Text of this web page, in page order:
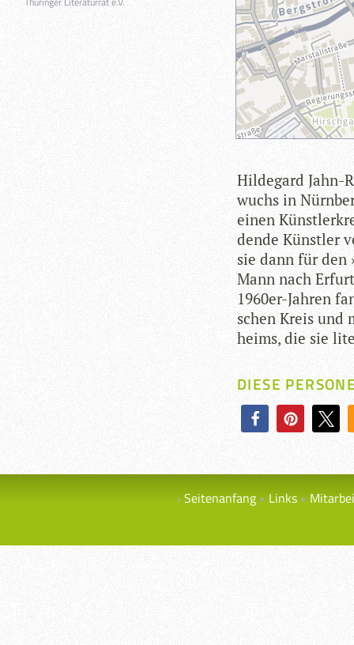
Hil­de­gard Jahn-
wuchs in
einen
dende Künst­ler
sie dann für den
Mann nach
1960er-Jah­ren
schen Kreis und
heims, die sie
DIESE
Seitenanfang Links